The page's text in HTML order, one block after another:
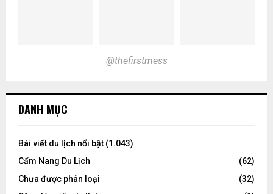
@thefirstmess
DANH MỤC
Bài viết du lịch nổi bật (1.043)
Cẩm Nang Du Lịch
(62)
Chưa được phân loại
(32)